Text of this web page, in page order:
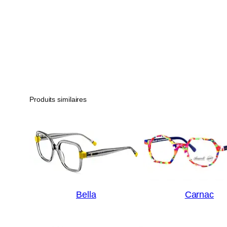
Produits similaires
Bella Carnac